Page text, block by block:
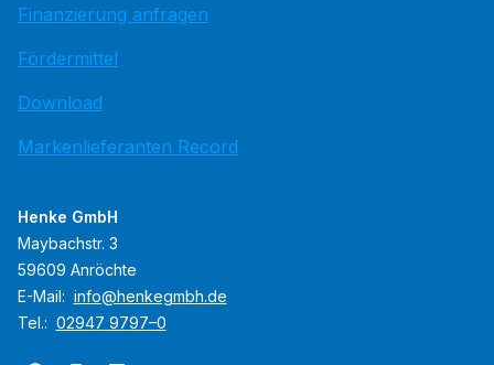
Finanzierung anfragen
Fördermittel
Download
Markenlieferanten Record
Henke GmbH
Maybachstr. 3
59609 Anröchte
E-Mail: info@henkegmbh.de
Tel.: 02947 9797–0